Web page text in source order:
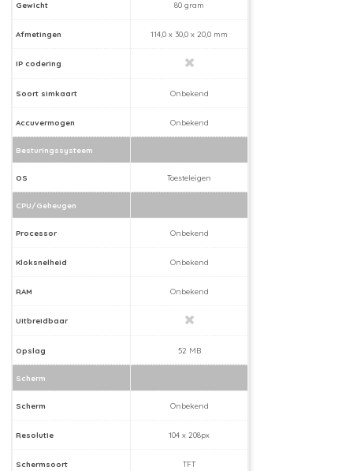
Gewicht 80 gram
Afmetingen 114,0 x 30,0 x 20,0 mm
IP codering
Soort simkaart Onbekend
Accuvermogen Onbekend
Besturingssysteem
OS Toesteleigen
CPU/Geheugen
Processor Onbekend
Kloksnelheid Onbekend
RAM Onbekend
Uitbreidbaar
Opslag 52 MB
Scherm
Scherm Onbekend
Resolutie 104 x 208px
Schermsoort TFT